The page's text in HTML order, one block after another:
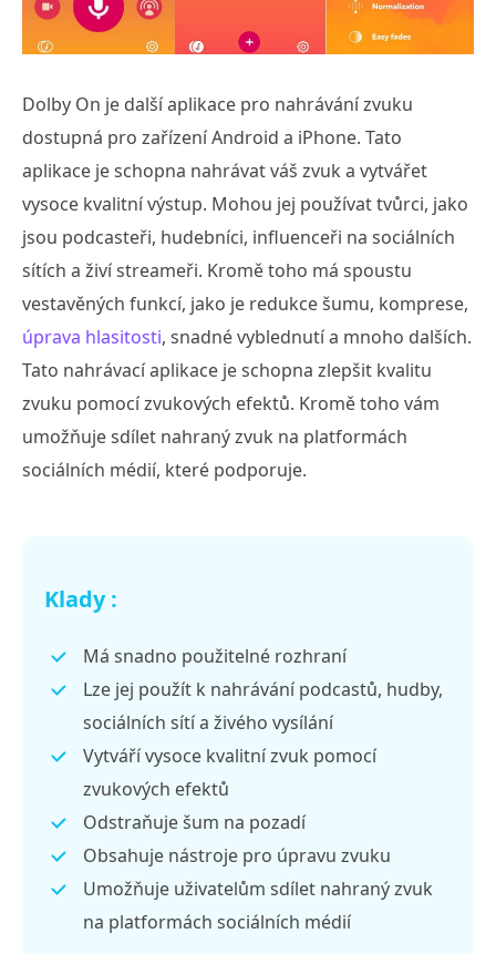
Dolby On je další aplikace pro nahrávání zvuku
dostupná pro zařízení Android a iPhone. Tato
aplikace je schopna nahrávat váš zvuk a vytvářet
vysoce kvalitní výstup. Mohou jej používat tvůrci, jako
jsou podcasteři, hudebníci, influenceři na sociálních
sítích a živí streameři. Kromě toho má spoustu
vestavěných funkcí, jako je redukce šumu, komprese,
úprava hlasitosti, snadné vyblednutí a mnoho dalších.
Tato nahrávací aplikace je schopna zlepšit kvalitu
zvuku pomocí zvukových efektů. Kromě toho vám
umožňuje sdílet nahraný zvuk na platformách
sociálních médií, které podporuje.
Klady :
Má snadno použitelné rozhraní
Lze jej použít k nahrávání podcastů, hudby,
sociálních sítí a živého vysílání
Vytváří vysoce kvalitní zvuk pomocí
zvukových efektů
Odstraňuje šum na pozadí
Obsahuje nástroje pro úpravu zvuku
Umožňuje uživatelům sdílet nahraný zvuk
na platformách sociálních médií